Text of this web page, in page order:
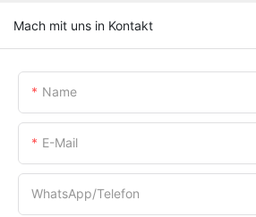
Mach mit uns in Kontakt
Name
E-Mail
WhatsApp/Telefon